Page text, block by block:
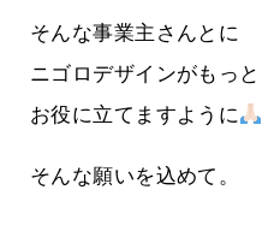
そんな事業主さんとに
ニゴロデザインがもっと
お役に立てますように
そんな願いを込めて。